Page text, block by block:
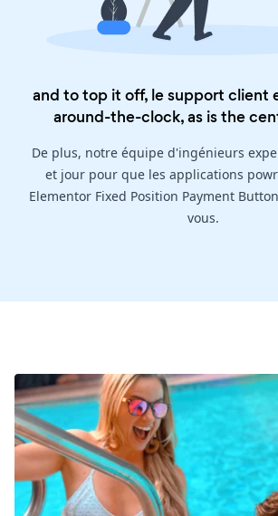
and to top it off, le support client
around-the-clock, as is the
De plus, notre équipe d'ingénieurs
et jour pour que les applications
Elementor Fixed Position Payment
vous.